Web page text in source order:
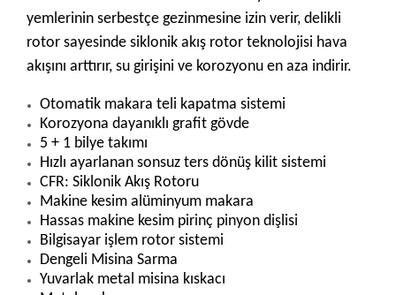
yemlerinin serbestçe gezinmesine izin verir, delikli
rotor sayesinde siklonik akış rotor teknolojisi hava
akışını arttırır, su girişini ve korozyonu en aza indirir.
Otomatik makara teli kapatma sistemi
Korozyona dayanıklı grafit gövde
5 + 1 bilye takımı
Hızlı ayarlanan sonsuz ters dönüş kilit sistemi
CFR: Siklonik Akış Rotoru
Makine kesim alüminyum makara
Hassas makine kesim pirinç pinyon dişlisi
Bilgisayar işlem rotor sistemi
Dengeli Misina Sarma
Yuvarlak metal misina kıskacı